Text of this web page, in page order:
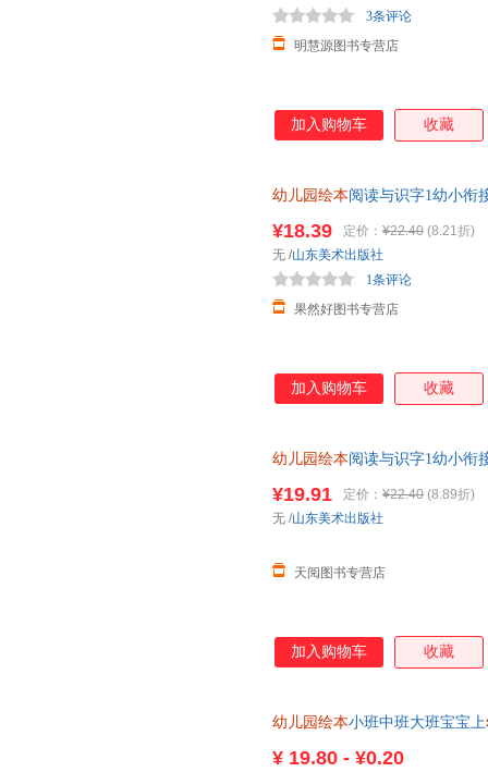
明慧源图书专营店
3条评论
加入购物车 收藏
幼儿园绘本阅读与识字1幼小衔
¥18.39 定价： ¥22.40 (8.21折)
果然好图书专营店
1条评论
无 /山东美术出版社
加入购物车 收藏
幼儿园绘本阅读与识字1幼小衔
¥19.91 定价： ¥22.40 (8.89折)
天阅图书专营店
无 /山东美术出版社
加入购物车 收藏
幼儿园绘本小班中班大班宝宝上
¥ 19.80 - ¥0.20